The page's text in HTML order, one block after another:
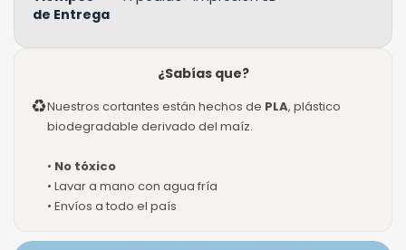
de Entrega
¿Sabías que?
♻Nuestros cortantes están hechos de PLA, plástico
biodegradable derivado del maíz.
• No tóxico
• Lavar a mano con agua fría
• Envíos a todo el país